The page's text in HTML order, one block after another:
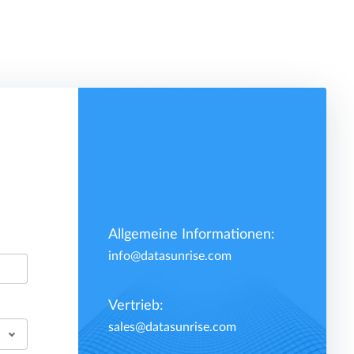
Allgemeine Informationen:
info@datasunrise.com
Vertrieb:
sales@datasunrise.com